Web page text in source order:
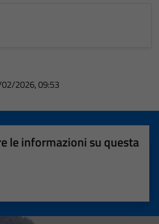
2026, 09:53
le informazioni su questa
stelle su 5
su 5
5